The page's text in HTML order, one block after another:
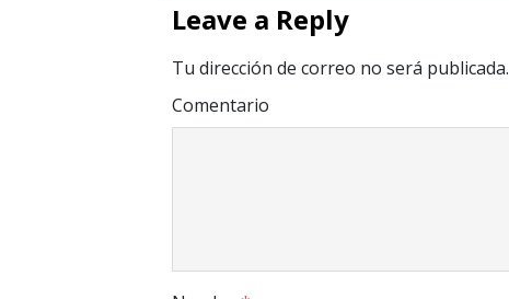
Leave a Reply
Tu dirección de correo no será publicada.
Comentario